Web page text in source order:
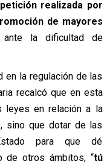
realizada por
de mayores
la dificultad de
en la regulación de las
recalcó que en esta
leyes en relación a la
sino que dotar de las
para que dé
de otros ámbitos, “tú